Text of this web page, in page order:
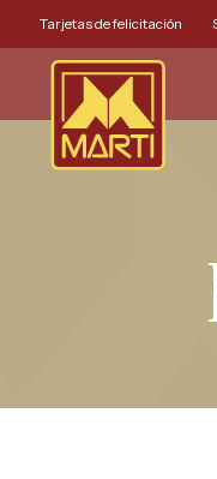
Tarjetas de felicitación